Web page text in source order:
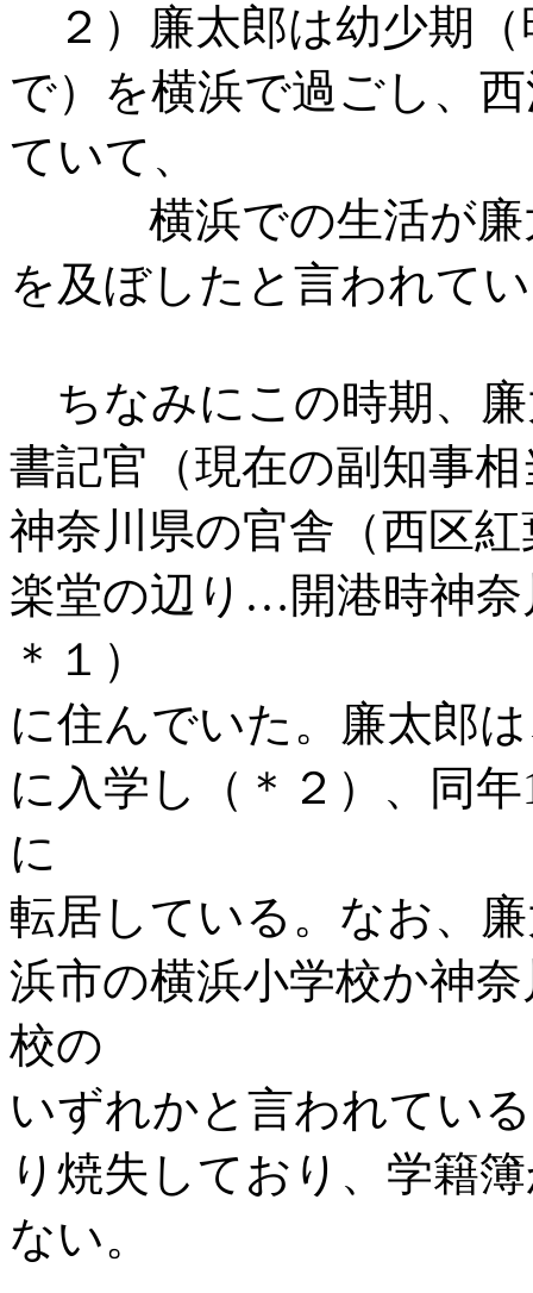
２）廉太郎は幼少期（
で）を横浜で過ごし、
ていて、
横浜での生活が廉太
を及ぼしたと言われて
ちなみにこの時期、
書記官（現在の副知事
神奈川県の官舎（西区
楽堂の辺り…開港時神
＊１）
に住んでいた。廉太郎
に入学し（＊２）、同年
に
転居している。なお、
浜市の横浜小学校か神
校の
いずれかと言われてい
り焼失しており、学籍
ない。